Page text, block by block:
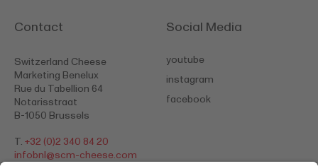
Contact
Switzerland Cheese
Marketing Benelux
Rue du Tabellion 64
Notarisstraat
B-1050 Brussels
T. +32 (0)2 340 84 20
​​​​​​​infobnl@scm-cheese.com
Social Media
youtube
instagram
facebook